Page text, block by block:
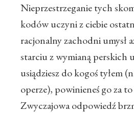
Nieprzestrzeganie tych
kodów uczyni z ciebie
racjonalny zachodni umysł
starciu z wymianą perskich
usiądziesz do kogoś tyłem
operze), powinieneś go za
Zwyczajowa odpowiedź